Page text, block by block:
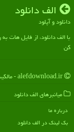
الف دانلود
دانلود و آپلود
با الف دانلود، از فایل هات
کن
میانبرهای الف دانلود
درباره ما
بک لینک در الف دانلود